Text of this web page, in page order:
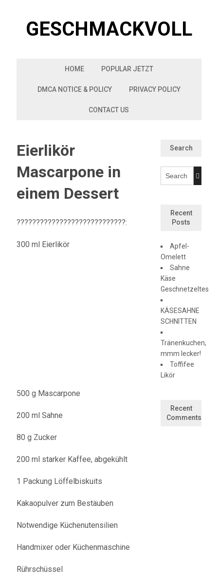
GESCHMACKVOLL
HOME POPULAR JETZT
DMCA NOTICE & POLICY PRIVACY POLICY
CONTACT US
Eierlikör
Mascarpone in
einem Dessert
????????????????????????????:
300 ml Eierlikör
500 g Mascarpone
200 ml Sahne
80 g Zucker
200 ml starker Kaffee, abgekühlt
1 Packung Löffelbiskuits
Kakaopulver zum Bestäuben
Notwendige Küchenutensilien
Handmixer oder Küchenmaschine
Rührschüssel
Search
Recent
Posts
Apfel-
Omelett
Sahne
Käse
Geschnetzeltes
KÄSESAHNE
SCHNITTEN
Tränenkuchen,
mmm lecker!
Toffifee
Likör
Recent
Comments